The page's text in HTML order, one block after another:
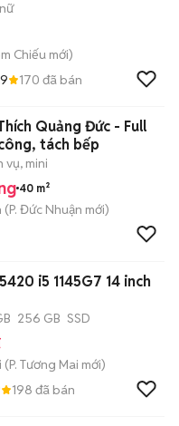
Chiếu mới)
170 đã bán
Quảng Đức - Full
tách bếp
vụ, mini
40 m²
(P. Đức Nhuận mới)
i5 1145G7 14 inch
256 GB SSD
(P. Tương Mai mới)
198 đã bán